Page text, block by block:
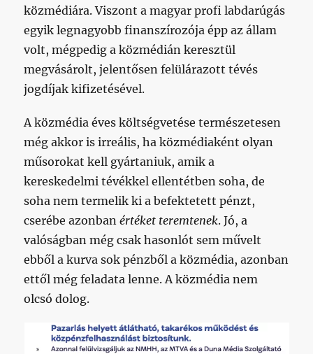
közmédiára. Viszont a magyar profi labdarúgás
egyik legnagyobb finanszírozója épp az állam
volt, mégpedig a közmédián keresztül
megvásárolt, jelentősen felülárazott tévés
jogdíjak kifizetésével.
A közmédia éves költségvetése természetesen
még akkor is irreális, ha közmédiaként olyan
műsorokat kell gyártaniuk, amik a
kereskedelmi tévékkel ellentétben soha, de
soha nem termelik ki a befektetett pénzt,
cserébe azonbanértéket teremtenek. Jó, a
valóságban még csak hasonlót sem művelt
ebből a kurva sok pénzből a közmédia, azonban
ettől még feladata lenne. A közmédia nem
olcsó dolog.